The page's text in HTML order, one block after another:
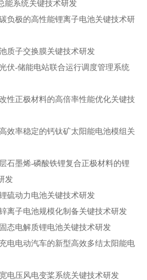
能系统关键技术研发
负极的高性能锂离子电池关键技术研
质子交换膜关键技术研发
伏-储能电站联合运行调度管理系统
性正极材料的高倍率性能优化关键技
效率稳定的钙钛矿太阳能电池模组关
石墨烯-磷酸铁锂复合正极材料的锂
发
硫动力电池关键技术研发
离子电池规模化制备关键技术研发
态电解质锂电池关键技术研发
电电动汽车的新型高效多结太阳能电
电压风电变桨系统关键技术研发